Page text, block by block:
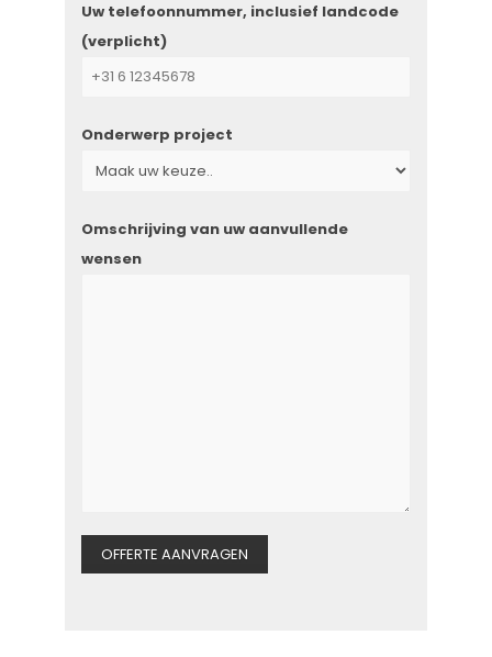
Uw telefoonnummer, inclusief landcode
(verplicht)
Onderwerp project
Omschrijving van uw aanvullende
wensen